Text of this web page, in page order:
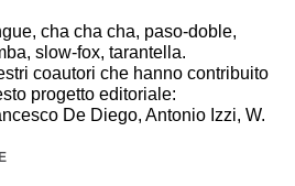
cha cha cha, paso-doble,
slow-fox, tarantella.
coautori che hanno contribuito
progetto editoriale:
De Diego, Antonio Izzi, W.